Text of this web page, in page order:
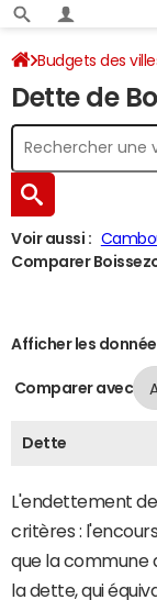
Budgets des
Dette de
Voir aussi :
Comparer
Afficher les
Comparer avec
Dette
L'endettement
critères :
que la commune
la dette, qui